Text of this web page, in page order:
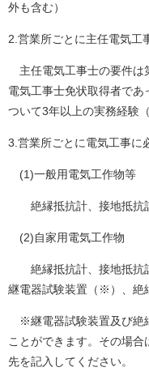
外も含む）
2.営業所ごとに主任電気工
主任電気工事士の要件は
電気工事士免状取得者で
ついて3年以上の実務経験
3.営業所ごとに電気工事に
(1)一般用電気工作物等
絶縁抵抗計、接地抵抗
(2)自家用電気工作物
絶縁抵抗計、接地抵抗計
継電器試験装置（※）、絶
※継電器試験装置及び絶
ことができます。その場
先を記入してください。